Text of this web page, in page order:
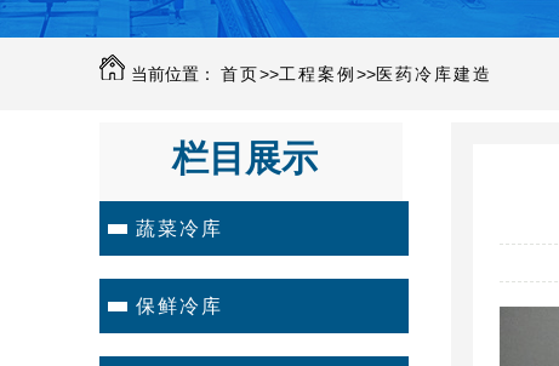
当前位置： 首页>>工程案例 >>医药冷库建造
栏目展示
蔬菜冷库
保鲜冷库